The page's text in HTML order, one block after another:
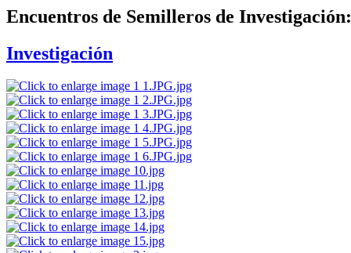
Encuentros de Semilleros de
Investigación